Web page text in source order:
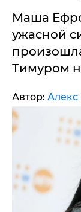
Маша
ужасной
Тимуром
Автор: Алекс